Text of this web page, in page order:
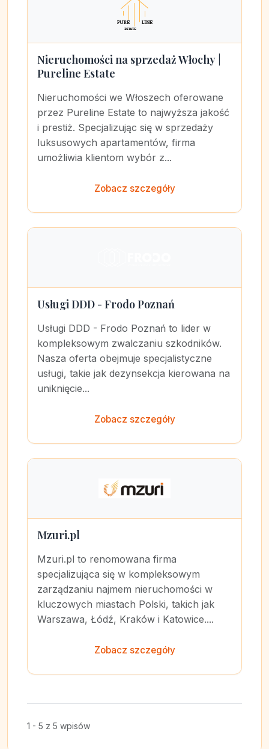
Nieruchomości na sprzedaż Włochy |
Pureline Estate
Nieruchomości we Włoszech oferowane
przez Pureline Estate to najwyższa jakość
i prestiż. Specjalizując się w sprzedaży
luksusowych apartamentów, firma
umożliwia klientom wybór z...
Zobacz szczegóły
Usługi DDD - Frodo Poznań
Usługi DDD - Frodo Poznań to lider w
kompleksowym zwalczaniu szkodników.
Nasza oferta obejmuje specjalistyczne
usługi, takie jak dezynsekcja kierowana na
uniknięcie...
Zobacz szczegóły
Mzuri.pl
Mzuri.pl to renomowana firma
specjalizująca się w kompleksowym
zarządzaniu najmem nieruchomości w
kluczowych miastach Polski, takich jak
Warszawa, Łódź, Kraków i Katowice....
Zobacz szczegóły
1 - 5 z 5 wpisów